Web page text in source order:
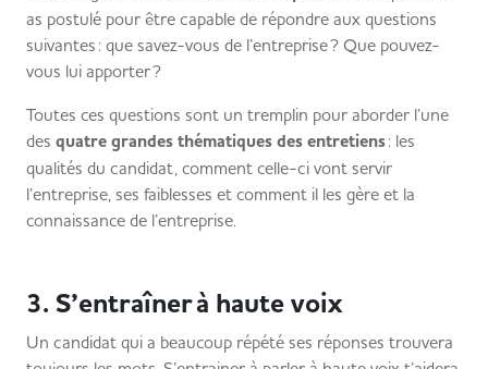
as postulé pour être capable de répondre aux questions
suivantes : que savez-vous de l’entreprise ? Que pouvez-
vous lui apporter ?
Toutes ces questions sont un tremplin pour aborder l’une
des quatre grandes thématiques des entretiens: les
qualités du candidat, comment celle-ci vont servir
l’entreprise, ses faiblesses et comment il les gère et la
connaissance de l’entreprise.
3. S’entraîner à haute voix
Un candidat qui a beaucoup répété ses réponses trouvera